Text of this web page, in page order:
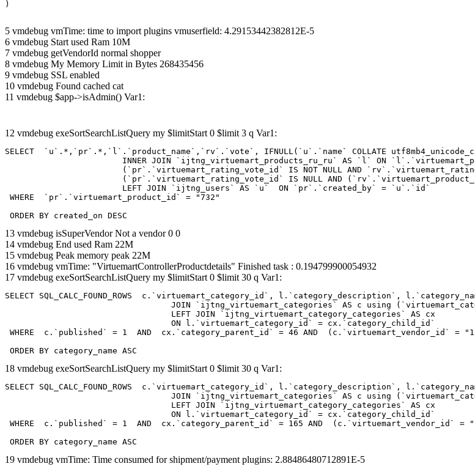
5 vmdebug vmTime: time to import plugins vmuserfield: 4.29153442382812E-5
6 vmdebug Start used Ram 10M
7 vmdebug getVendorId normal shopper
8 vmdebug My Memory Limit in Bytes 268435456
9 vmdebug SSL enabled
10 vmdebug Found cached cat
11 vmdebug $app->isAdmin() Var1:
12 vmdebug exeSortSearchListQuery my $limitStart 0 $limit 3 q Var1:
SELECT  `u`.*,`pr`.*,`l`.`product_name`,`rv`.`vote`, IFNULL(`u`.`name` COLLATE
WHERE  `pr`.`virtuemart_product_id` = "732"
ORDER BY created_on DESC
13 vmdebug isSuperVendor Not a vendor 0 0
14 vmdebug End used Ram 22M
15 vmdebug Peak memory peak 22M
16 vmdebug vmTime: "VirtuemartControllerProductdetails" Finished task : 0.194799900054932
17 vmdebug exeSortSearchListQuery my $limitStart 0 $limit 30 q Var1:
SELECT SQL_CALC_FOUND_ROWS  c.`virtuemart_category_id`, l.`category_description`,
WHERE  c.`published` = 1  AND  cx.`category_parent_id` = 46 AND  (c.`virtuemart_vendor_id`
ORDER BY category_name ASC
18 vmdebug exeSortSearchListQuery my $limitStart 0 $limit 30 q Var1:
SELECT SQL_CALC_FOUND_ROWS  c.`virtuemart_category_id`, l.`category_description`,
WHERE  c.`published` = 1  AND  cx.`category_parent_id` = 165 AND  (c.`virtuemart_vendor_id`
ORDER BY category_name ASC
19 vmdebug vmTime: Time consumed for shipment/payment plugins: 2.88486480712891E-5